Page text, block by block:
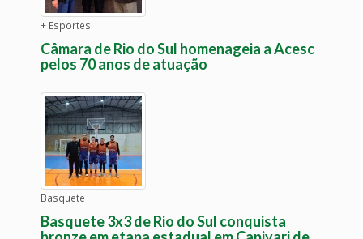
+ Esportes
Câmara de Rio do Sul homenageia a Acesc
pelos 70 anos de atuação
Basquete
Basquete 3x3 de Rio do Sul conquista